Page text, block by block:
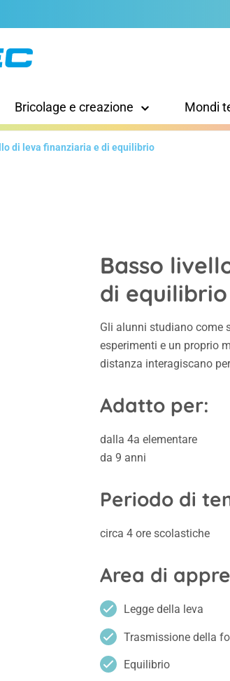
Bricolage e creazione Mondi
di leva finanziaria e di equilibrio
Basso
di equilibrio
Gli alunni studiano come
esperimenti e un proprio
distanza interagiscano
Adatto per:
dalla 4a elementare
da 9 anni
Periodo di
circa 4 ore scolastiche
Area di
Legge della leva
Trasmissione della
Equilibrio